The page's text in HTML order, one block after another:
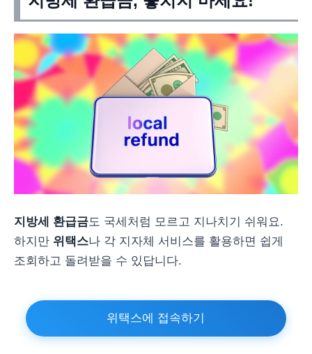
지방세 환급금도 국세처럼 모르고 지나치기 쉬워요.
하지만 위택스나 각 지자체 서비스를 활용하면 쉽게
조회하고 돌려받을 수 있답니다.
위택스에 접속하기